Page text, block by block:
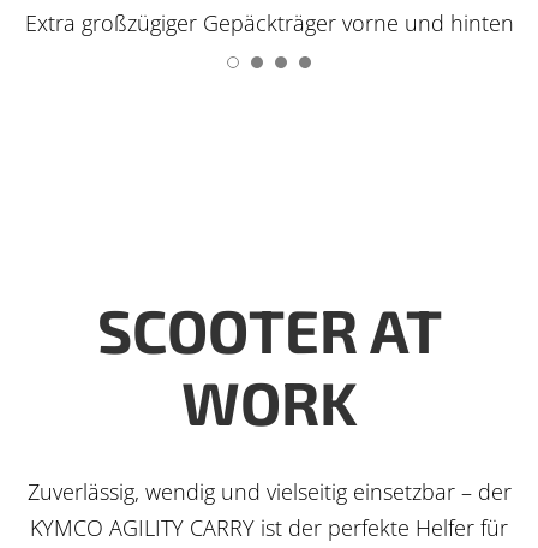
Extra großzügiger Gepäckträger vorne und hinten
SCOOTER AT
WORK
Zuverlässig, wendig und vielseitig einsetzbar – der
KYMCO AGILITY CARRY ist der perfekte Helfer für